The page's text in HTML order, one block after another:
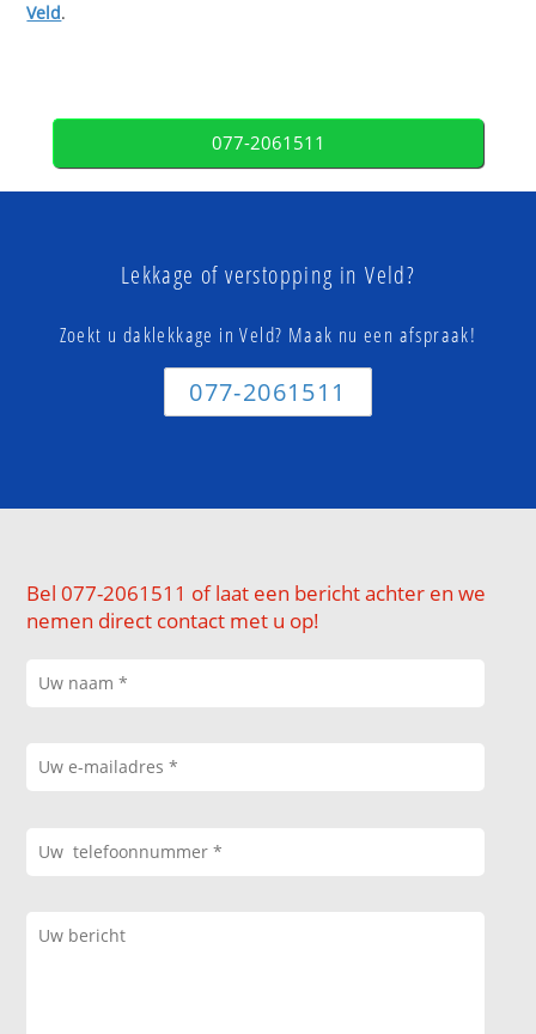
Veld.
077-2061511
Lekkage of verstopping in Veld?
Zoekt u daklekkage in Veld? Maak nu een afspraak!
077-2061511
Bel 077-2061511 of laat een bericht achter en we
nemen direct contact met u op!